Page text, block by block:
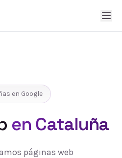
en Google
en Cataluña
páginas web